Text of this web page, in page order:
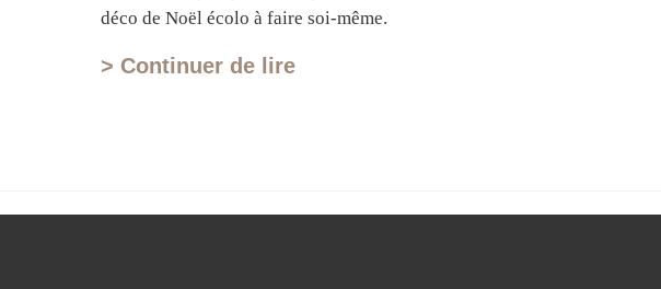
déco de Noël écolo à faire soi-même.
> Continuer de lire